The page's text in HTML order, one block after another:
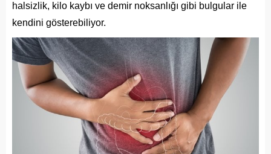
halsizlik, kilo kaybı ve demir noksanlığı gibi bulgular ile
kendini gösterebiliyor.